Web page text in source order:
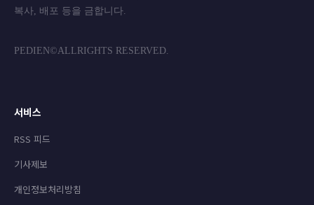
복사, 배포 등을 금합니
PEDIEN©ALLRIGHTS RESERVED.
서비스
RSS 피드
기사제보
개인정보처리방침